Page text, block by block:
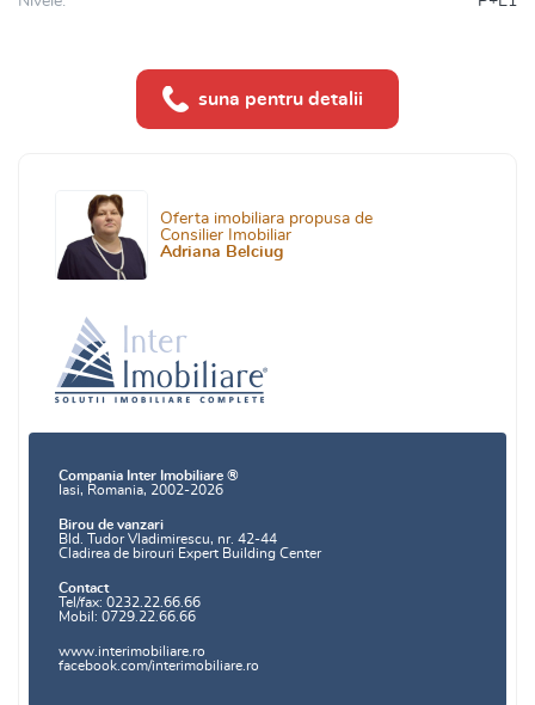
suna pentru detalii
Oferta imobiliara propusa de
Consilier Imobiliar
Adriana Belciug
Compania Inter Imobiliare ®
Iasi, Romania, 2002-2026
Birou de vanzari
Bld. Tudor Vladimirescu, nr. 42-44
Cladirea de birouri Expert Building Center
Contact
Tel/fax: 0232.22.66.66
Mobil: 0729.22.66.66
www.interimobiliare.ro
facebook.com/interimobiliare.ro